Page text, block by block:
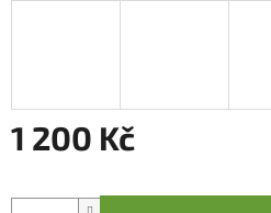
1 200 Kč
cena: